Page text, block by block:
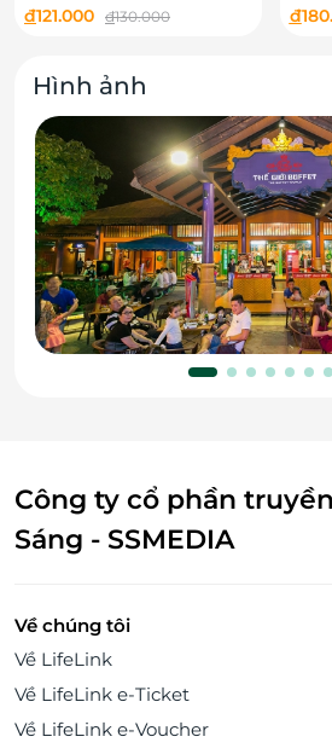
trẻ em cao từ 1m đến
đ121.000 đ130.000
đ
Hình ảnh
Công ty cổ phần
Sáng - SSMEDIA
Về chúng tôi
Về LifeLink
Về LifeLink e-Ticket
Về LifeLink e-Voucher